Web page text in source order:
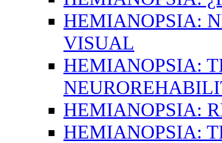
HEMIANOPSIA:
VISUAL
HEMIANOPSIA:
HEMIANOPSIA:
HEMIANOPSIA: